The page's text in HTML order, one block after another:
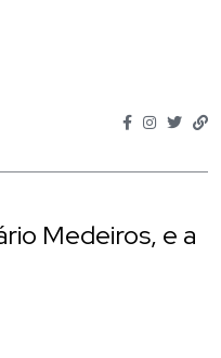
Medeiros, e a